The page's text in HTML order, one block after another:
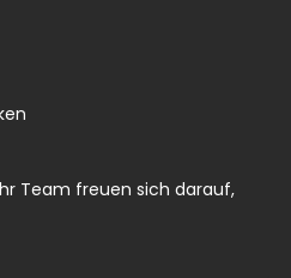
Team freuen sich darauf,